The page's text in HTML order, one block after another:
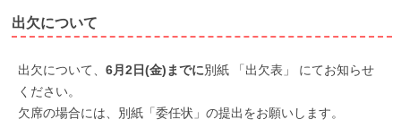
出欠について
出欠について、 6月2日(金)までに別紙 「出欠表」 にてお知らせ
ください。
欠席の場合には、別紙「委任状」の提出をお願いします。